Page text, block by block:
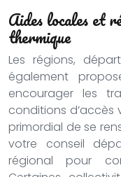
Aides locales et
thermique
Les régions,
également
encourager les
conditions d’accès
primordial de se
votre conseil
régional pour